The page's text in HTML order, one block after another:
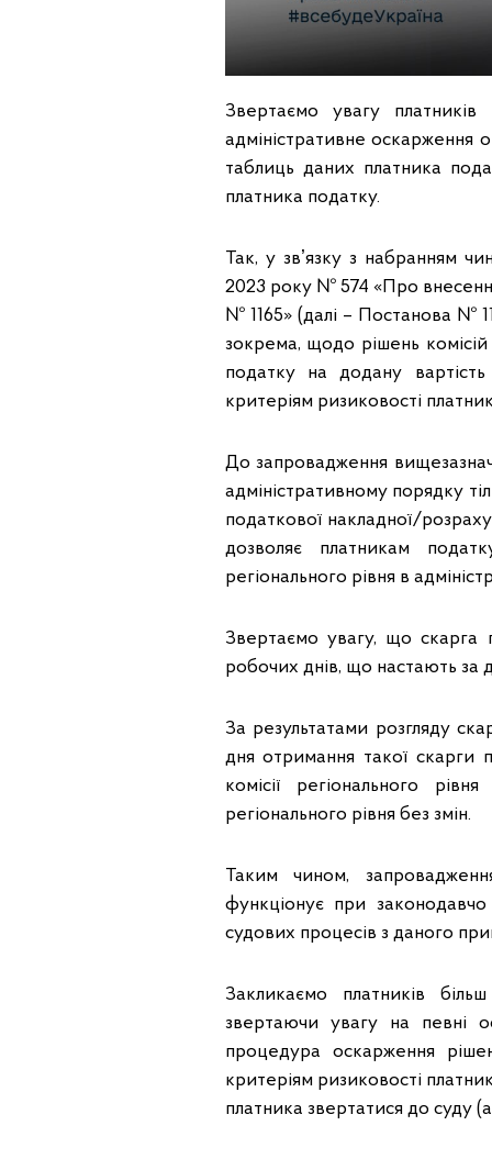
Звертаємо увагу
адміністративне оскарження
таблиць даних платника
платника податку.
Так, у звʼязку з набранням
2023 року № 574 «Про внесення
№ 1165» (далі – Постанова №
зокрема, щодо рішень
податку на додану
критеріям ризиковості
До запровадження
адміністративному порядку
податкової накладної/
дозволяє платникам
регіонального рівня в
Звертаємо увагу, що скарга
робочих днів, що настають за
За результатами розгляду
дня отримання такої скарги
комісії регіонального
регіонального рівня без змін.
Таким чином,
функціонує при законодавчо
судових процесів з даного
Закликаємо платників
звертаючи увагу на певні
процедура оскарження
критеріям ризиковості
платника звертатися до суду